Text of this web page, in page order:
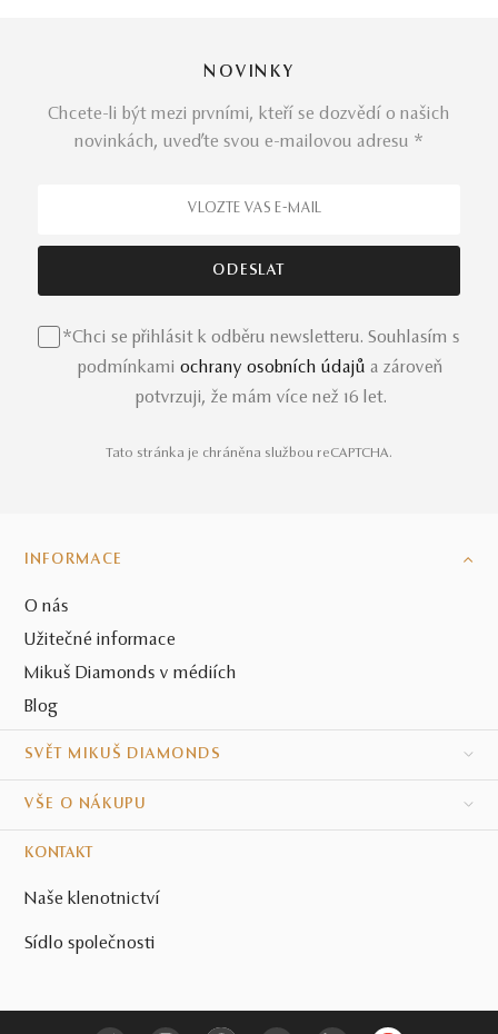
NOVINKY
Chcete-li být mezi prvními, kteří se dozvědí o našich
novinkách, uveďte svou e-mailovou adresu *
*Chci se přihlásit k odběru newsletteru. Souhlasím s
podmínkami ochrany osobních údajů a zároveň
potvrzuji, že mám více než 16 let.
Tato stránka je chráněna službou reCAPTCHA.
INFORMACE
O nás
Užitečné informace
Mikuš Diamonds v médiích
Blog
SVĚT MIKUŠ DIAMONDS
VŠE O NÁKUPU
KONTAKT
Naše klenotnictví
Sídlo společnosti